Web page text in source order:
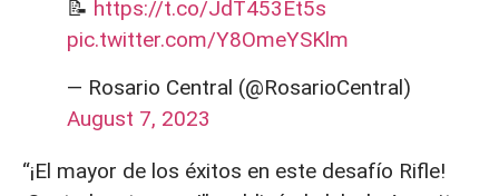
📝 https://t.co/JdT453Et5s
pic.twitter.com/Y8OmeYSKlm
— Rosario Central (@RosarioCentral)
August 7, 2023
“¡El mayor de los éxitos en este desafío Rifle!